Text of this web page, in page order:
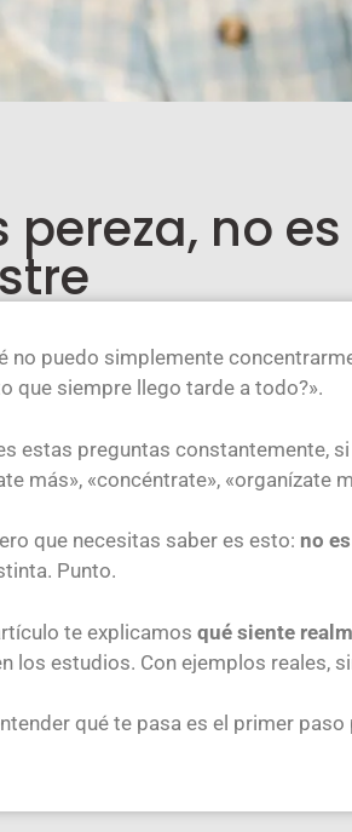
pereza, no
no puedo simplemente
que siempre llego tarde a todo?».
estas preguntas constantemente,
más», «concéntrate»,
que necesitas saber es esto: no
Punto.
te explicamos qué siente
los estudios. Con ejemplos reales,
qué te pasa es el primer